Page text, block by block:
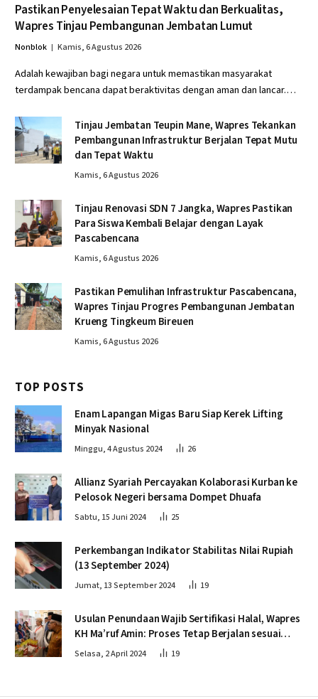
Pastikan Penyelesaian Tepat Waktu dan Berkualitas,
Wapres Tinjau Pembangunan Jembatan Lumut
Nonblok Kamis, 6 Agustus 2026
Adalah kewajiban bagi negara untuk memastikan masyarakat
terdampak bencana dapat beraktivitas dengan aman dan lancar.…
Tinjau Jembatan Teupin Mane, Wapres Tekankan
Pembangunan Infrastruktur Berjalan Tepat Mutu
dan Tepat Waktu
Kamis, 6 Agustus 2026
Tinjau Renovasi SDN 7 Jangka, Wapres Pastikan
Para Siswa Kembali Belajar dengan Layak
Pascabencana
Kamis, 6 Agustus 2026
Pastikan Pemulihan Infrastruktur Pascabencana,
Wapres Tinjau Progres Pembangunan Jembatan
Krueng Tingkeum Bireuen
Kamis, 6 Agustus 2026
TOP POSTS
Enam Lapangan Migas Baru Siap Kerek Lifting
Minyak Nasional
Minggu, 4 Agustus 2024 26
Allianz Syariah Percayakan Kolaborasi Kurban ke
Pelosok Negeri bersama Dompet Dhuafa
Sabtu, 15 Juni 2024 25
Perkembangan Indikator Stabilitas Nilai Rupiah
(13 September 2024)
Jumat, 13 September 2024 19
Usulan Penundaan Wajib Sertifikasi Halal, Wapres
KH Ma’ruf Amin: Proses Tetap Berjalan sesuai
Penahapan
Selasa, 2 April 2024 19